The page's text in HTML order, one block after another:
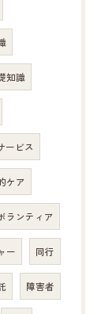
知識
ービス
ケア
ランティア
ー 同行
障害者